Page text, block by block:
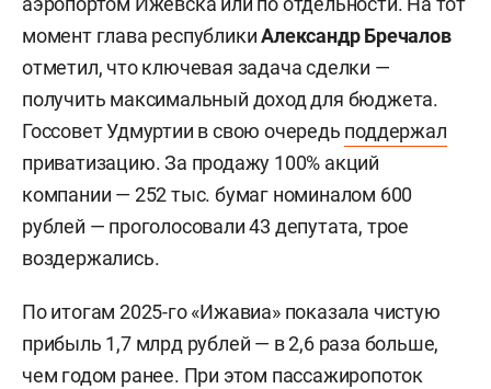
момент глава республикиАлександр Бречалов
отметил, что ключевая задача сделки —
получить максимальный доход для бюджета.
Госсовет Удмуртии в свою очередь поддержал
приватизацию. За продажу 100% акций
компании — 252 тыс. бумаг номиналом 600
рублей — проголосовали 43 депутата, трое
воздержались.
По итогам 2025-го «Ижавиа» показала чистую
прибыль 1,7 млрд рублей — в 2,6 раза больше,
чем годом ранее. При этом пассажиропоток